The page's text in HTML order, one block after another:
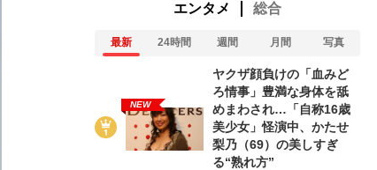
エンタメ 総合
最新 24時間 週間 月間 写真
NEW
ヤクザ顔負けの「血みど
ろ情事」豊満な身体を舐
めまわされ…「自称16歳
美少女」怪演中、かたせ
梨乃（69）の美しすぎ
る“熟れ方”